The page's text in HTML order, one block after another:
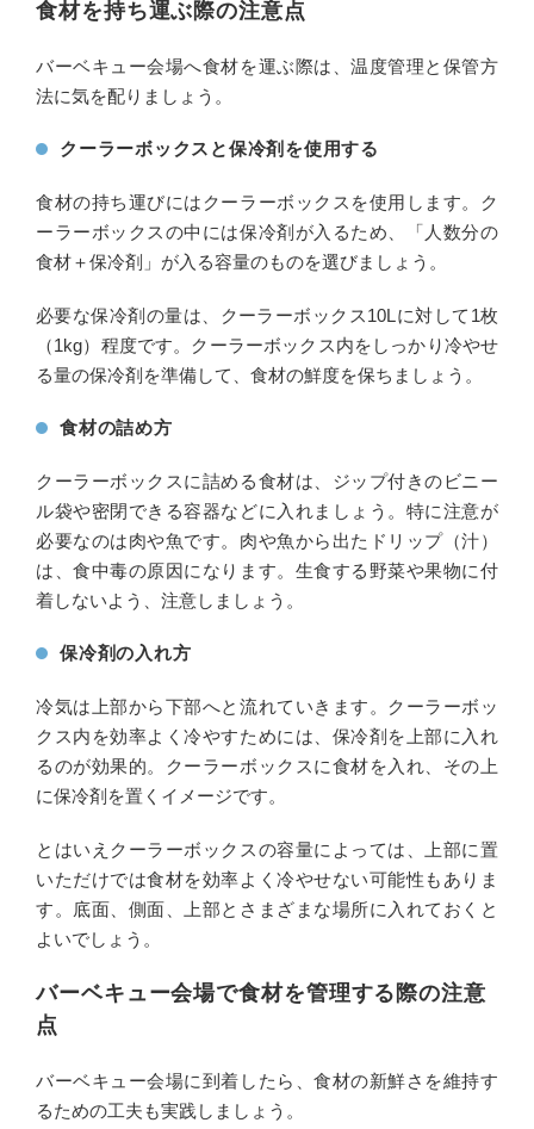
食材を持ち運ぶ際の注意点
バーベキュー会場へ食材を運ぶ際は、温度管理と保管方
法に気を配りましょう。
クーラーボックスと保冷剤を使用する
食材の持ち運びにはクーラーボックスを使用します。ク
ーラーボックスの中には保冷剤が入るため、「人数分の
食材＋保冷剤」が入る容量のものを選びましょう。
必要な保冷剤の量は、クーラーボックス10Lに対して1枚
（1kg）程度です。クーラーボックス内をしっかり冷やせ
る量の保冷剤を準備して、食材の鮮度を保ちましょう。
食材の詰め方
クーラーボックスに詰める食材は、ジップ付きのビニー
ル袋や密閉できる容器などに入れましょう。特に注意が
必要なのは肉や魚です。肉や魚から出たドリップ（汁）
は、食中毒の原因になります。生食する野菜や果物に付
着しないよう、注意しましょう。
保冷剤の入れ方
冷気は上部から下部へと流れていきます。クーラーボッ
クス内を効率よく冷やすためには、保冷剤を上部に入れ
るのが効果的。クーラーボックスに食材を入れ、その上
に保冷剤を置くイメージです。
とはいえクーラーボックスの容量によっては、上部に置
いただけでは食材を効率よく冷やせない可能性もありま
す。底面、側面、上部とさまざまな場所に入れておくと
よいでしょう。
バーベキュー会場で食材を管理する際の注意
点
バーベキュー会場に到着したら、食材の新鮮さを維持す
るための工夫も実践しましょう。